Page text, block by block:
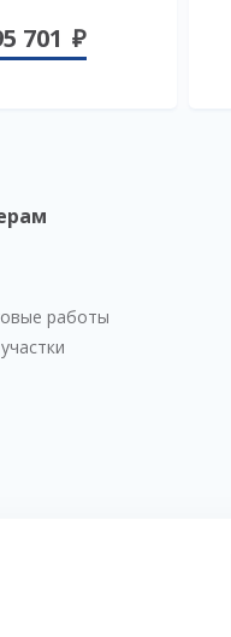
701
работы